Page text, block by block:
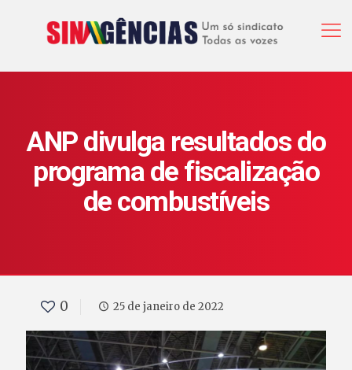
ANP divulga resultados do
programa de fiscalização
de combustíveis
0 25 de janeiro de 2022